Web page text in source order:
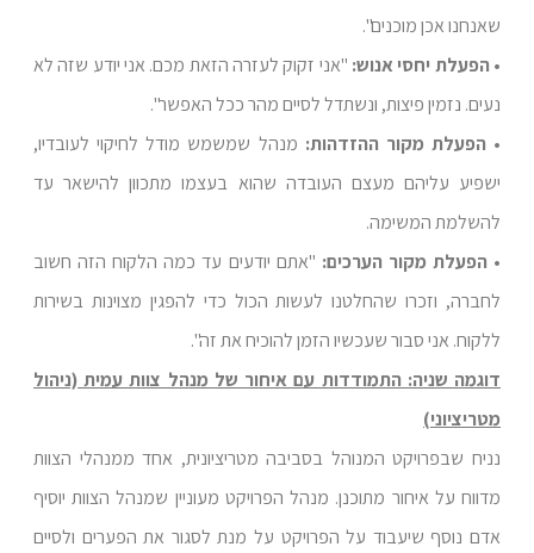
שאנחנו אכן מוכנים".
• הפעלת יחסי אנוש: "אני זקוק לעזרה הזאת מכם. אני יודע שזה לא
נעים. נזמין פיצות, ונשתדל לסיים מהר ככל האפשר".
• הפעלת מקור ההזדהות: מנהל שמשמש מודל לחיקוי לעובדיו,
ישפיע עליהם מעצם העובדה שהוא בעצמו מתכוון להישאר עד
להשלמת המשימה.
• הפעלת מקור הערכים: "אתם יודעים עד כמה הלקוח הזה חשוב
לחברה, וזכרו שהחלטנו לעשות הכול כדי להפגין מצוינות בשירות
ללקוח. אני סבור שעכשיו הזמן להוכיח את זה".
דוגמה שניה: התמודדות עם איחור של מנהל צוות עמית (ניהול
מטריציוני)
נניח שבפרויקט המנוהל בסביבה מטריציונית, אחד ממנהלי הצוות
מדווח על איחור מתוכנן. מנהל הפרויקט מעוניין שמנהל הצוות יוסיף
אדם נוסף שיעבוד על הפרויקט על מנת לסגור את הפערים ולסיים